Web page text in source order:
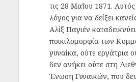
τις 28 Μαΐου 1871.
λόγος για να δείξει
Αλίξ Παγιέν
ποικιλομορφία των
γυναίκα, ούτε εργάτρια
δεν ανήκει ούτε στη
Ένωση Γυναικών, που